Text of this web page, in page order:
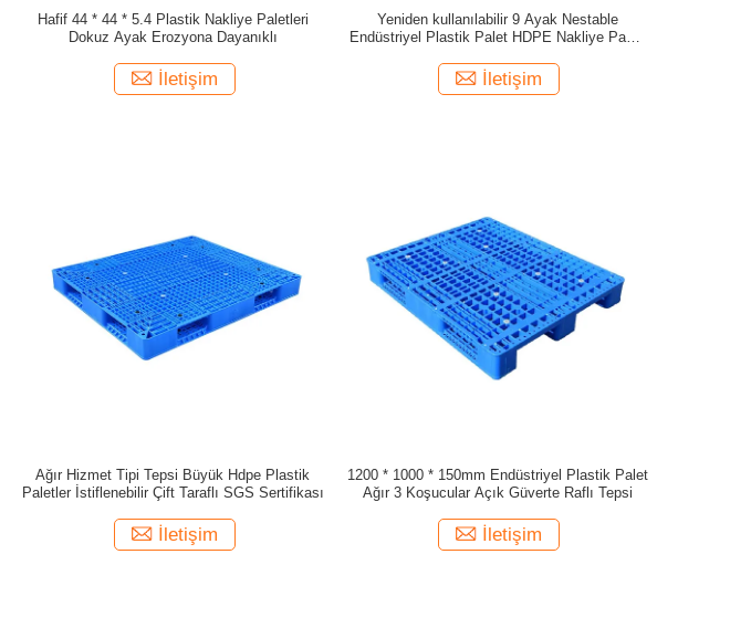
Hafif 44 * 44 * 5.4 Plastik Nakliye Paletleri
Dokuz Ayak Erozyona Dayanıklı
İletişim
Yeniden kullanılabilir 9 Ayak Nestable
Endüstriyel Plastik Palet HDPE Nakliye Paleti
İletişim
Ağır Hizmet Tipi Tepsi Büyük Hdpe Plastik
Paletler İstiflenebilir Çift Taraflı SGS Sertifikası
İletişim
1200 * 1000 * 150mm Endüstriyel Plastik Palet
Ağır 3 Koşucular Açık Güverte Raflı Tepsi
İletişim